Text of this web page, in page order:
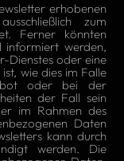
erhobenen
zum
Ferner könnten
informiert werden,
Dienstes oder eine
wie dies im Falle
oder bei der
der Fall sein
im Rahmen des
Daten
kann durch
werden. Die